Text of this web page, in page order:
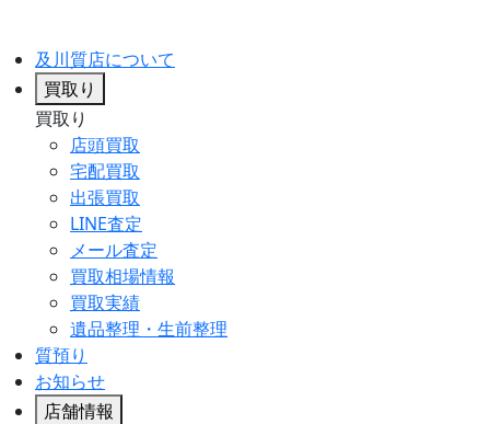
及川質店について
買取り
買取り
店頭買取
宅配買取
出張買取
LINE査定
メール査定
買取相場情報
買取実績
遺品整理・生前整理
質預り
お知らせ
店舗情報